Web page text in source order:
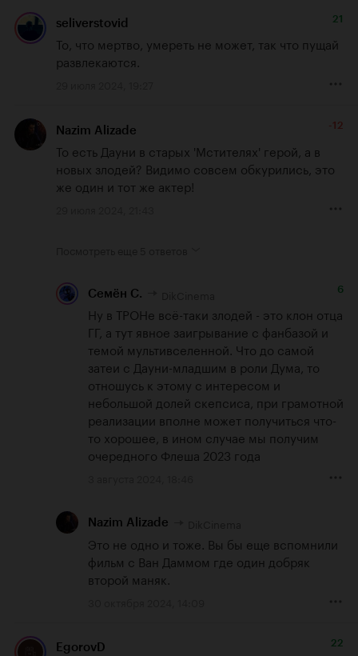
seliverstovid 21
То, что мертво, умереть не может, так что пущай
развлекаются.
Nazim Alizade -12
То есть Дауни в старых 'Мстителях' герой, а в
новых злодей? Видимо совсем обкурились, это
же один и тот же актер!
Семён С. 6
Ну в ТРОНе всё-таки злодей - это клон отца
ГГ, а тут явное заигрывание с фанбазой и
темой мультивселенной. Что до самой
затеи с Дауни-младшим в роли Дума, то
отношусь к этому с интересом и
небольшой долей скепсиса, при грамотной
реализации вполне может получиться что-
то хорошее, в ином случае мы получим
очередного Флеша 2023 года
Nazim Alizade
Это не одно и тоже. Вы бы еще вспомнили
фильм с Ван Даммом где один добряк
второй маняк.
EgorovD 22